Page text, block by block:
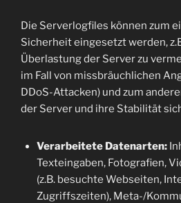
Die Serverlogfiles können zum
Sicherheit eingesetzt werden,
Überlastung der Server zu
im Fall von missbräuchlichen
DDoS-Attacken) und zum
der Server und ihre Stabilität
Verarbeitete Datenarten:
Texteingaben, Fotografien,
(z.B. besuchte Webseiten,
Zugriffszeiten), Meta-/